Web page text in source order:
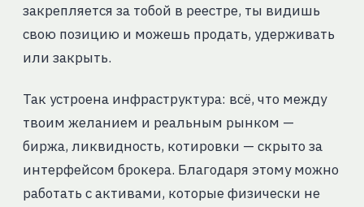
закрепляется за тобой в реестре, ты видишь
свою позицию и можешь продать, удерживать
или закрыть.
Так устроена инфраструктура: всё, что между
твоим желанием и реальным рынком —
биржа, ликвидность, котировки — скрыто за
интерфейсом брокера. Благодаря этому можно
работать с активами, которые физически не